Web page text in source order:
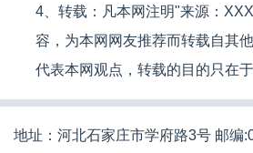
4、转载：凡本网注明"来源：XXX
容，为本网网友推荐而转载自其
代表本网观点，转载的目的只在
地址：河北石家庄市学府路3号 邮编